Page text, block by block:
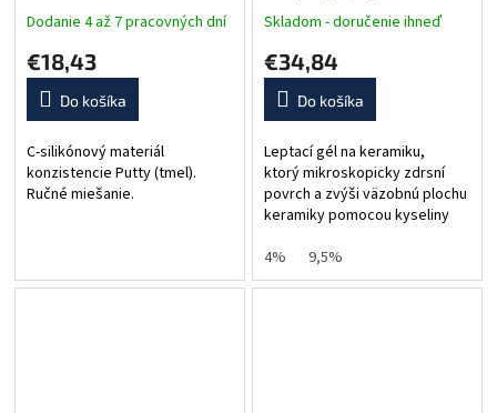
Dodanie 4 až 7 pracovných dní
€18,43
Do košíka
C-silikónový materiál
konzistencie Putty (tmel).
Ručné miešanie.
Skladom - doručenie ihneď
€34,84
Do košíka
Leptací gél na keramiku,
ktorý mikroskopicky zdrsní
povrch a zvýši väzobnú plochu
keramiky pomocou kyseliny
podobný pieskovaniu, ale je
kontrolovanejší a...
4% 9,5%